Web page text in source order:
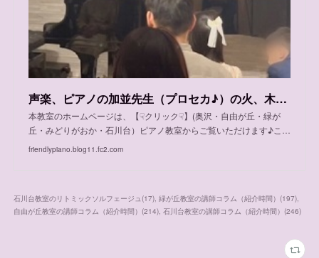
声楽、ピアノの加並先生（プロセカ♪）の火、木、金、土、日の体験可能日程
本教室のホームページは、【☟クリック☟】(奥沢・自由が丘・緑が
丘・みどりがおか・石川台）ピアノ教室からご覧いただけます♪こ…
friendlypiano.blog11.fc2.com
石川台教室のリトミックソルフェージュ(17) 緑が丘教室の講師コラム（紹介時間） (197)
自由が丘教室の講師コラム（紹介時間） (214) 石川台教室の講師コラム（紹介時間） (246)